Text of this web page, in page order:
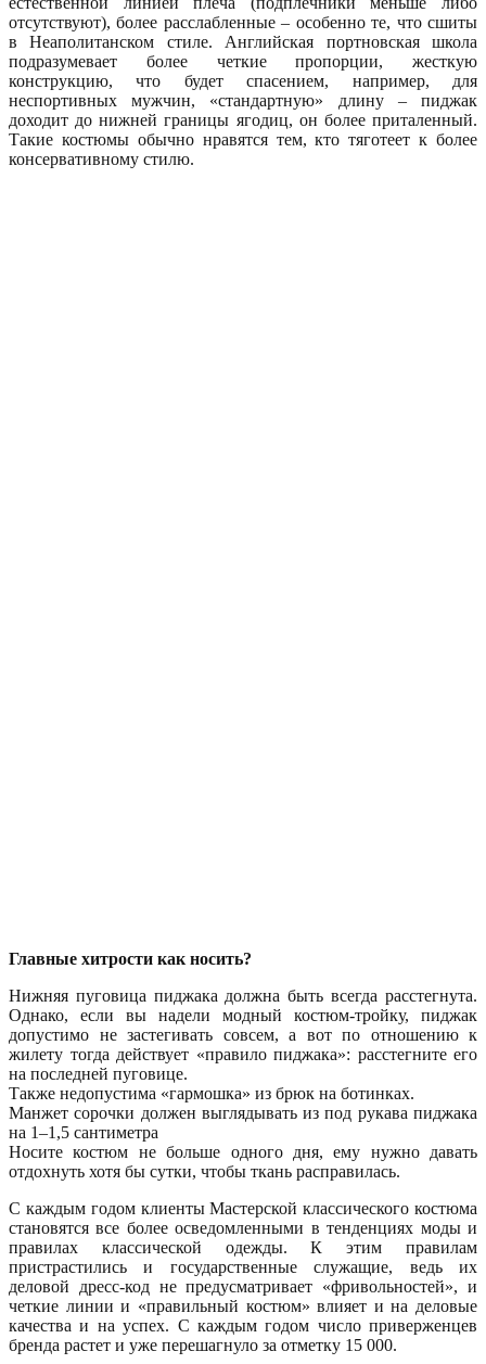
отсутствуют), более расслабленные – особенно те, что сшиты
в Неаполитанском стиле. Английская портновская школа
подразумевает более четкие пропорции, жесткую
конструкцию, что будет спасением, например, для
неспортивных мужчин, «стандартную» длину – пиджак
доходит до нижней границы ягодиц, он более приталенный.
Такие костюмы обычно нравятся тем, кто тяготеет к более
консервативному стилю.
Главные хитрости как носить?
Нижняя пуговица пиджака должна быть всегда расстегнута.
Однако, если вы надели модный костюм-тройку, пиджак
допустимо не застегивать совсем, а вот по отношению к
жилету тогда действует «правило пиджака»: расстегните его
на последней пуговице.
Также недопустима «гармошка» из брюк на ботинках.
Манжет сорочки должен выглядывать из под рукава пиджака
на 1–1,5 сантиметра
Носите костюм не больше одного дня, ему нужно давать
отдохнуть хотя бы сутки, чтобы ткань расправилась.
С каждым годом клиенты Мастерской классического костюма
становятся все более осведомленными в тенденциях моды и
правилах классической одежды. К этим правилам
пристрастились и государственные служащие, ведь их
деловой дресс-код не предусматривает «фривольностей», и
четкие линии и «правильный костюм» влияет и на деловые
качества и на успех. С каждым годом число приверженцев
бренда растет и уже перешагнуло за отметку 15 000.